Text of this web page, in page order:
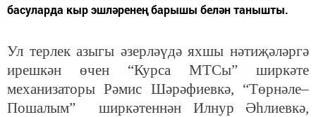
басуларда кыр эшләренең барышы белән танышты.
Ул терлек азыгы әзерләүдә яхшы нәтиҗәләргә
ирешкән өчен “Курса МТСы” ширкәте
механизаторы Рәмис Шәрәфиевкә, “Төрнәле–
Пошалым” ширкәтеннән Илнур Әһлиевкә,